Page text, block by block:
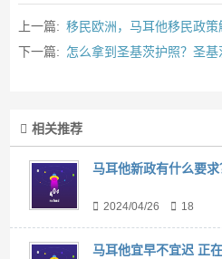
上一篇: 移民欧洲，马耳他移民政策
下一篇: 怎么拿到圣基茨护照？圣基
相关推荐
马耳他新政有什么要求
2024/04/26 18
马耳他宜早不宜迟 正